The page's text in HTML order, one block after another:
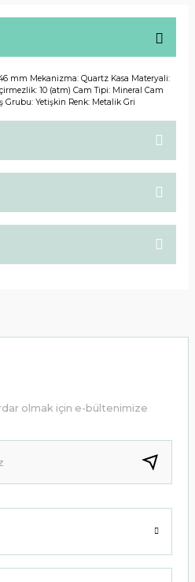
46 mm Mekanizma: Quartz Kasa Materyali:
10 (atm) Cam Tipi: Mineral Cam
Grubu: Yetişkin Renk: Metalik Gri
veya görüntülenemiyor.
pahalı.
olmalı.
Gönder
olmak için e-bültenimize